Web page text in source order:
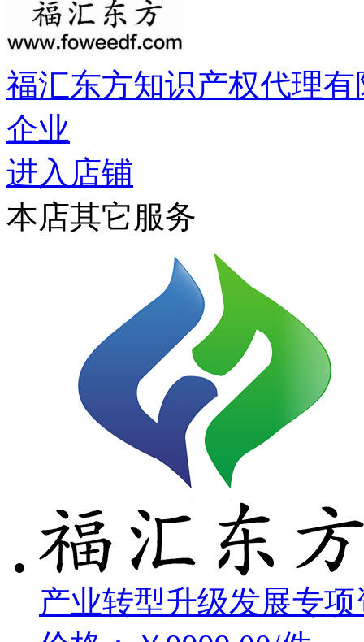
福汇东方知识产权代理有
企业
进入店铺
本店其它服务
产业转型升级发展专